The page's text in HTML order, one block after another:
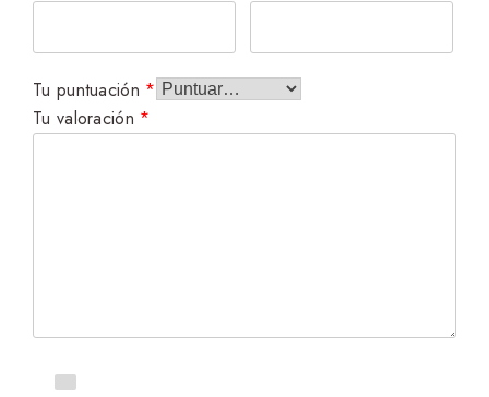
Tu puntuación *
Tu valoración *